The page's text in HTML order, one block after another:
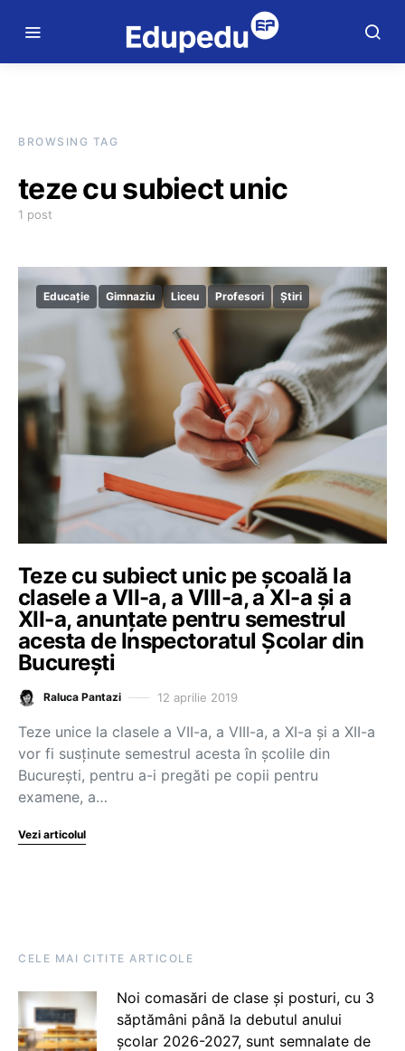
BROWSING TAG
teze cu subiect unic
1 post
Educație Gimnaziu Liceu Profesori Știri
Teze cu subiect unic pe școală la
clasele a VII-a, a VIII-a, a XI-a și a
XII-a, anunțate pentru semestrul
acesta de Inspectoratul Școlar din
București
Raluca Pantazi 12 aprilie 2019
Teze unice la clasele a VII-a, a VIII-a, a XI-a și a XII-a
vor fi susținute semestrul acesta în școlile din
București, pentru a-i pregăti pe copii pentru
examene, a…
Vezi articolul
CELE MAI CITITE ARTICOLE
Noi comasări de clase și posturi, cu 3
săptămâni până la debutul anului
școlar 2026-2027, sunt semnalate de